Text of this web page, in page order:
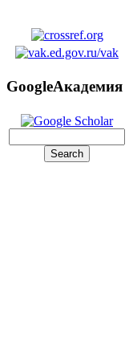
GoogleАкадемия